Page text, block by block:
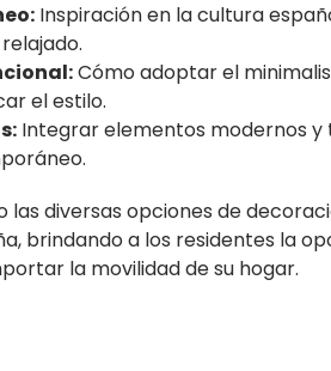
Inspiración en la cultura
Cómo adoptar el
el estilo.
Integrar elementos modernos
las diversas opciones de
brindando a los residentes la
la movilidad de su hogar.